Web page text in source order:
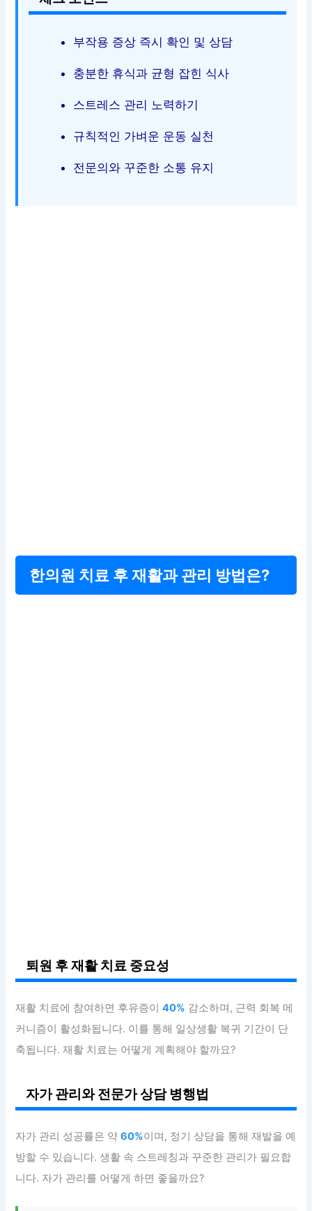
부작용 증상 즉시 확인 및 상담
충분한 휴식과 균형 잡힌 식사
스트레스 관리 노력하기
규칙적인 가벼운 운동 실천
전문의와 꾸준한 소통 유지
한의원 치료 후 재활과 관리 방법은?
퇴원 후 재활 치료 중요성
재활 치료에 참여하면 후유증이40% 감소하며, 근력 회복 메
커니즘이 활성화됩니다. 이를 통해 일상생활 복귀 기간이 단
축됩니다. 재활 치료는 어떻게 계획해야 할까요?
자가 관리와 전문가 상담 병행법
자가 관리 성공률은 약60%이며, 정기 상담을 통해 재발을 예
방할 수 있습니다. 생활 속 스트레칭과 꾸준한 관리가 필요합
니다. 자가 관리를 어떻게 하면 좋을까요?